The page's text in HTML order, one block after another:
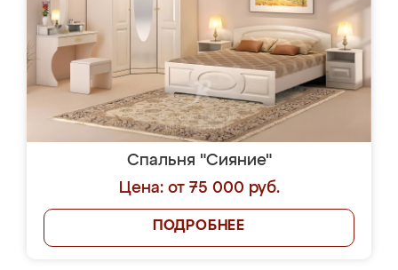
Спальня "Сияние"
Цена: от 75 000 руб.
ПОДРОБНЕЕ